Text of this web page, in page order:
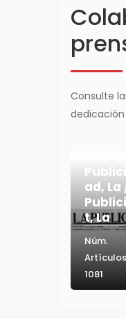
Consulte
ad, La
t, La
Núm.
1081